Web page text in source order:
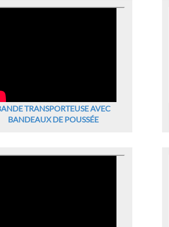
TRANSPORTEUSE AVEC
BANDEAUX DE POUSSÉE